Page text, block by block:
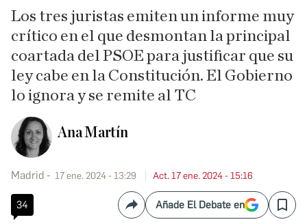
Los tres juristas emiten un informe muy
crítico en el que desmontan la principal
coartada del PSOE para justificar que su
ley cabe en la Constitución. El Gobierno
lo ignora y se remite al TC
Ana Martín
Madrid 17 ene. 2024 - 13:29 Act. 17 ene. 2024 - 15:16
34 CompartirAñade El Debate en Save